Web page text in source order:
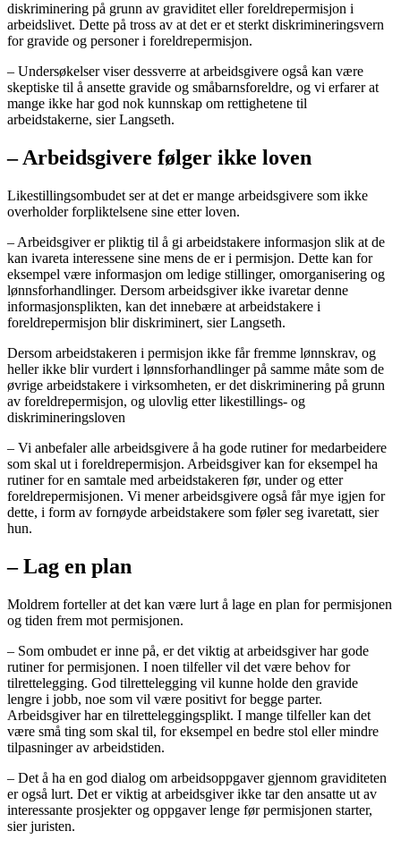
diskriminering på grunn av graviditet eller foreldrepermisjon i
arbeidslivet. Dette på tross av at det er et sterkt diskrimineringsvern
for gravide og personer i foreldrepermisjon.
– Undersøkelser viser dessverre at arbeidsgivere også kan være
skeptiske til å ansette gravide og småbarnsforeldre, og vi erfarer at
mange ikke har god nok kunnskap om rettighetene til
arbeidstakerne, sier Langseth.
– Arbeidsgivere følger ikke loven
Likestillingsombudet ser at det er mange arbeidsgivere som ikke
overholder forpliktelsene sine etter loven.
– Arbeidsgiver er pliktig til å gi arbeidstakere informasjon slik at de
kan ivareta interessene sine mens de er i permisjon. Dette kan for
eksempel være informasjon om ledige stillinger, omorganisering og
lønnsforhandlinger. Dersom arbeidsgiver ikke ivaretar denne
informasjonsplikten, kan det innebære at arbeidstakere i
foreldrepermisjon blir diskriminert, sier Langseth.
Dersom arbeidstakeren i permisjon ikke får fremme lønnskrav, og
heller ikke blir vurdert i lønnsforhandlinger på samme måte som de
øvrige arbeidstakere i virksomheten, er det diskriminering på grunn
av foreldrepermisjon, og ulovlig etter likestillings- og
diskrimineringsloven
– Vi anbefaler alle arbeidsgivere å ha gode rutiner for medarbeidere
som skal ut i foreldrepermisjon. Arbeidsgiver kan for eksempel ha
rutiner for en samtale med arbeidstakeren før, under og etter
foreldrepermisjonen. Vi mener arbeidsgivere også får mye igjen for
dette, i form av fornøyde arbeidstakere som føler seg ivaretatt, sier
hun.
– Lag en plan
Moldrem forteller at det kan være lurt å lage en plan for permisjonen
og tiden frem mot permisjonen.
– Som ombudet er inne på, er det viktig at arbeidsgiver har gode
rutiner for permisjonen. I noen tilfeller vil det være behov for
tilrettelegging. God tilrettelegging vil kunne holde den gravide
lengre i jobb, noe som vil være positivt for begge parter.
Arbeidsgiver har en tilretteleggingsplikt. I mange tilfeller kan det
være små ting som skal til, for eksempel en bedre stol eller mindre
tilpasninger av arbeidstiden.
– Det å ha en god dialog om arbeidsoppgaver gjennom graviditeten
er også lurt. Det er viktig at arbeidsgiver ikke tar den ansatte ut av
interessante prosjekter og oppgaver lenge før permisjonen starter,
sier juristen.